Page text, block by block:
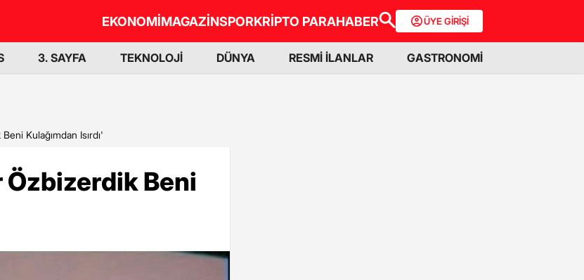
EKONOMİMAGAZİNSPORKRİPTO PARAHABER ÜYE GİRİŞİ
3. SAYFA TEKNOLOJİ DÜNYA RESMİ İLANLAR GASTRONOMİ
Kulağımdan Isırdı'
Beni